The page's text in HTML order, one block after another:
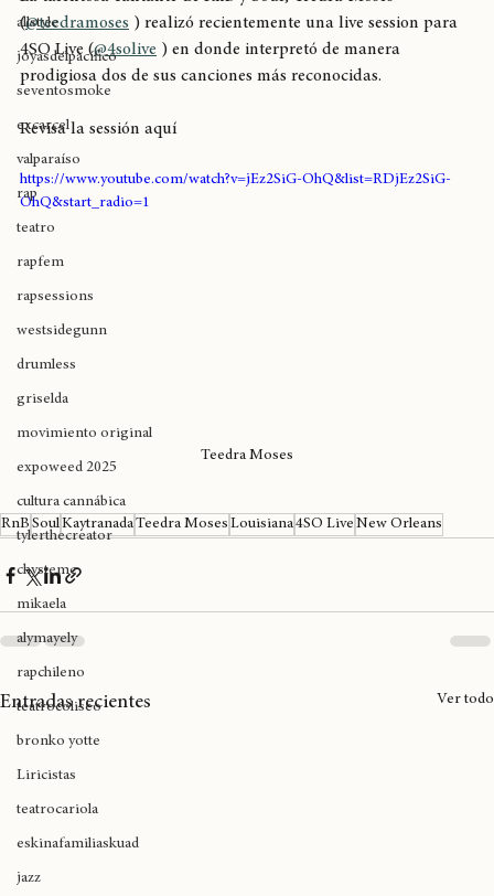
breaking
allstyle
joyasdelpacífico
seventosmoke
excarcel
valparaíso
rap
teatro
rapsessions
westsidegunn
drumless
griselda
movimiento original
expoweed 2025
cultura cannábica
tylerthecreator
chystemc
mikaela
alymayely
rapchileno
teatrocoliseo
bronko yotte
Liricistas
teatrocariola
eskinafamiliaskuad
La talentosa cantante de RnB y Soul, Teedra Moses
(@teedramoses ) realizó recientemente una live session para
4SO Live (@4solive ) en donde interpretó de manera
Revisa la sessión aquí
https://www.youtube.com/watch?v=jEz2SiG-OhQ&list=RDjEz2SiG-
OhQ&start_radio=1
Entradas recientes